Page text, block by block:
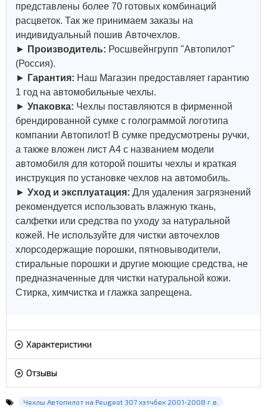
представлены более 70 готовых комбинаций
расцветок. Так же принимаем заказы на
индивидуальный пошив Авточехлов.
► Производитель: Росшвейнгрупп "Автопилот"
(Россия).
► Гарантия: Наш Магазин предоставляет гарантию
1 год на автомобильные чехлы.
► Упаковка: Чехлы поставляются в фирменной
брендированной сумке с голограммой логотипа
компании Автопилот! В сумке предусмотрены ручки,
а также вложен лист А4 с названием модели
автомобиля для которой пошиты чехлы и краткая
инструкция по установке чехлов на автомобиль.
► Уход и эксплуатация: Для удаления загрязнений
рекомендуется использовать влажную ткань,
салфетки или средства по уходу за натуральной
кожей. Не используйте для чистки авточехлов
хлорсодержащие порошки, пятновыводители,
стиральные порошки и другие моющие средства, не
предназначенные для чистки натуральной кожи.
Стирка, химчистка и глажка запрещена.
Характеристики
Отзывы
Чехлы Автопилот на Peugeot 307 хэтчбек 2001-2008 г.в.